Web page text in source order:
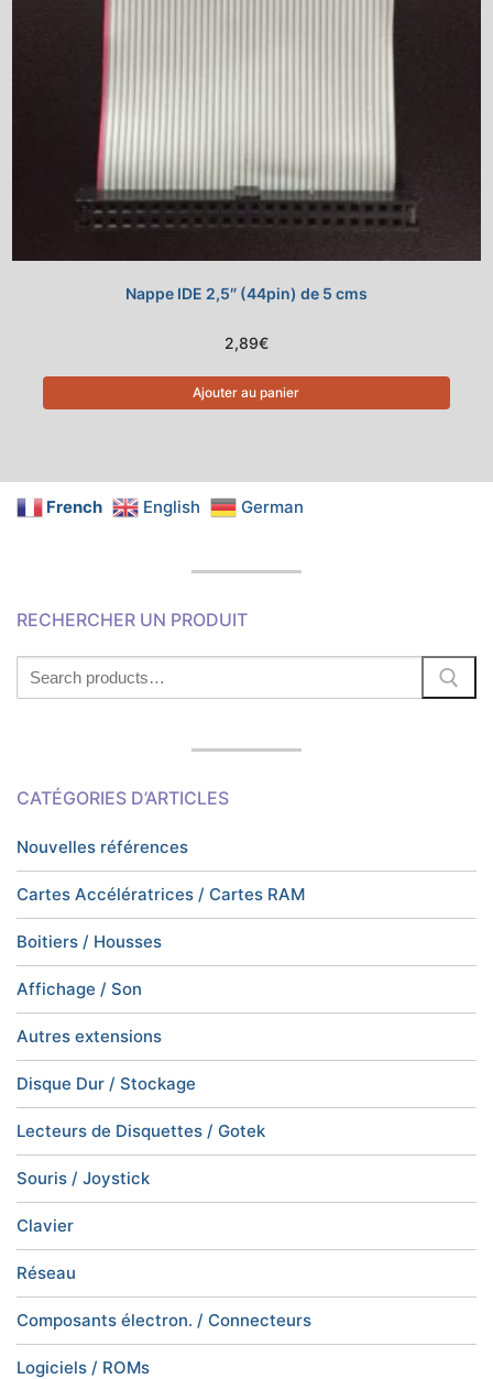
Nappe IDE 2,5″ (44pin) de 5 cms
2,89€
Ajouter au panier
French English German
RECHERCHER UN PRODUIT
Search
for:
CATÉGORIES D’ARTICLES
Nouvelles références
Cartes Accélératrices / Cartes RAM
Boitiers / Housses
Affichage / Son
Autres extensions
Disque Dur / Stockage
Lecteurs de Disquettes / Gotek
Souris / Joystick
Clavier
Réseau
Composants électron. / Connecteurs
Logiciels / ROMs